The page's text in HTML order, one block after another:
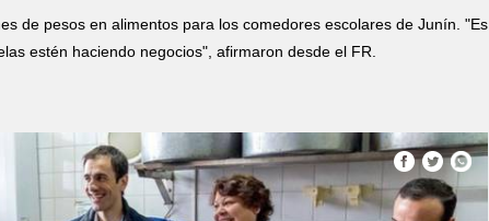
de pesos en alimentos para los comedores escolares de Junín. "Es
estén haciendo negocios", afirmaron desde el FR.